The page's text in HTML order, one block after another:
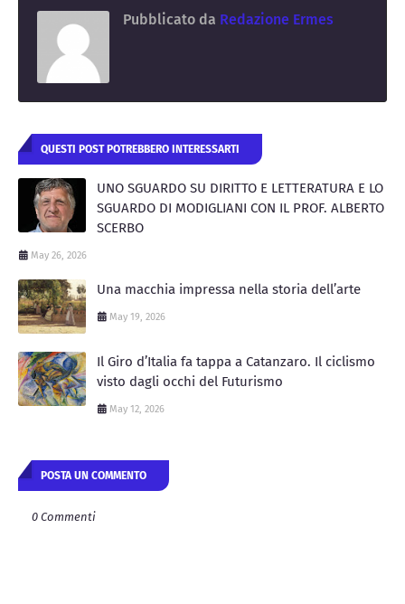
Pubblicato da Redazione Ermes
QUESTI POST POTREBBERO INTERESSARTI
UNO SGUARDO SU DIRITTO E LETTERATURA E LO
SGUARDO DI MODIGLIANI CON IL PROF. ALBERTO
SCERBO
May 26, 2026
Una macchia impressa nella storia dell’arte
May 19, 2026
Il Giro d’Italia fa tappa a Catanzaro. Il ciclismo
visto dagli occhi del Futurismo
May 12, 2026
POSTA UN COMMENTO
0 Commenti